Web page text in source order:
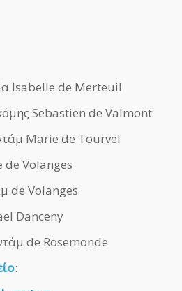
Isabelle de Merteuil
Sebastien de Valmont
Marie de Tourvel
de Volanges
de Volanges
Danceny
de Rosemonde
: